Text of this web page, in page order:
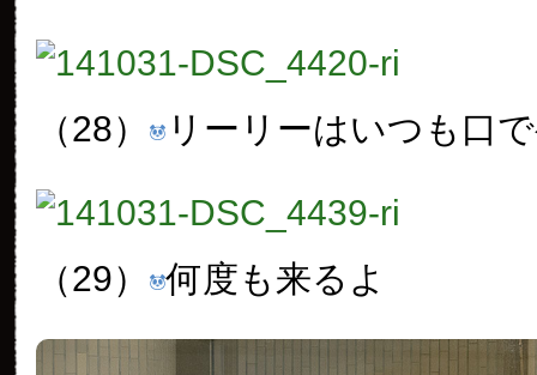
（28） リーリーはいつも口
（29） 何度も来るよ